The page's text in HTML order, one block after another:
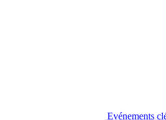
Evénements